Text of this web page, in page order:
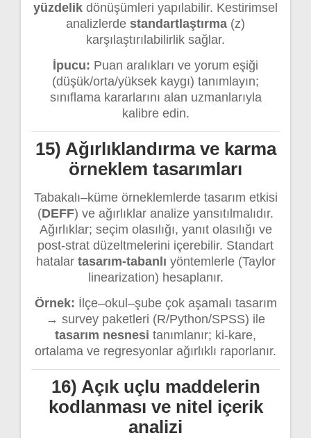
yüzdelik dönüşümleri yapılabilir. Kestirimsel
analizlerde standartlaştırma (z)
karşılaştırılabilirlik sağlar.
İpucu: Puan aralıkları ve yorum eşiği
(düşük/orta/yüksek kaygı) tanımlayın;
sınıflama kararlarını alan uzmanlarıyla
kalibre edin.
15) Ağırlıklandırma ve karma
örneklem tasarımları
Tabakalı–küme örneklemlerde tasarım etkisi
(DEFF) ve ağırlıklar analize yansıtılmalıdır.
Ağırlıklar; seçim olasılığı, yanıt olasılığı ve
post-strat düzeltmelerini içerebilir. Standart
hatalar tasarım-tabanlı yöntemlerle (Taylor
linearization) hesaplanır.
Örnek: İlçe–okul–şube çok aşamalı tasarım
→ survey paketleri (R/Python/SPSS) ile
tasarım nesnesi tanımlanır; ki-kare,
ortalama ve regresyonlar ağırlıklı raporlanır.
16) Açık uçlu maddelerin
kodlanması ve nitel içerik
analizi